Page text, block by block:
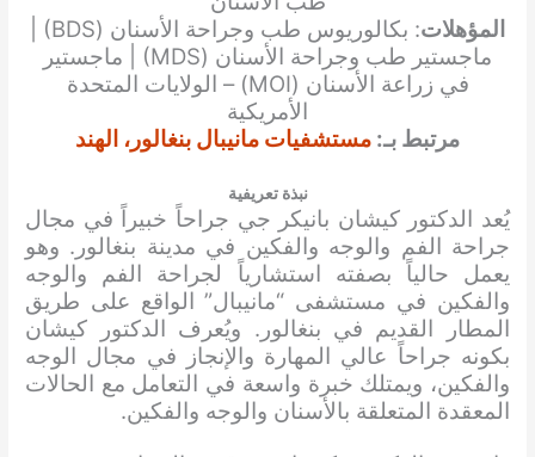
المؤهلات
: بكالوريوس طب وجراحة الأسنان (BDS) |
ماجستير طب وجراحة الأسنان (MDS) | ماجستير
في زراعة الأسنان (MOI) – الولايات المتحدة
الأمريكية
مرتبط بـ: مستشفيات مانيبال بنغالور، الهند
نبذة تعريفية
يُعد الدكتور كيشان بانيكر جي جراحاً خبيراً في مجال
جراحة الفم والوجه والفكين في مدينة بنغالور. وهو
يعمل حالياً بصفته استشارياً لجراحة الفم والوجه
والفكين في مستشفى “مانيبال” الواقع على طريق
المطار القديم في بنغالور. ويُعرف الدكتور كيشان
بكونه جراحاً عالي المهارة والإنجاز في مجال الوجه
والفكين، ويمتلك خبرة واسعة في التعامل مع الحالات
المعقدة المتعلقة بالأسنان والوجه والفكين.